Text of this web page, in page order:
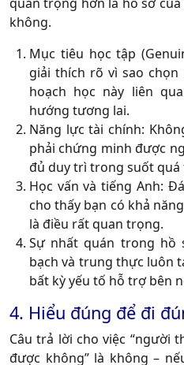
không.
Mục tiêu học tập
giải thích rõ vì sao
hoạch học này liên
hướng tương lai.
Năng lực tài chính:
phải chứng minh được
đủ duy trì trong suốt quá
Học vấn và tiếng Anh:
cho thấy bạn có khả
là điều rất quan trọng.
Sự nhất quán trong hồ
bạch và trung thực luôn
bất kỳ yếu tố hỗ trợ bên
4. Hiểu đúng để đi
Câu trả lời cho việc “người
được không” là không –